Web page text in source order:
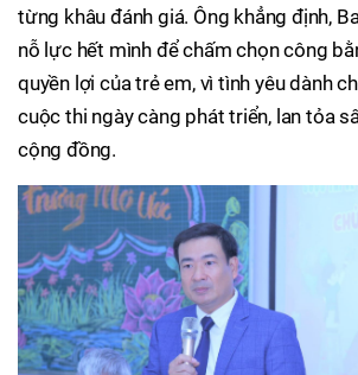
từng khâu đánh giá. Ông khẳng định,
nỗ lực hết mình để chấm chọn công
quyền lợi của trẻ em, vì tình yêu dành
cuộc thi ngày càng phát triển, lan tỏa
cộng đồng.